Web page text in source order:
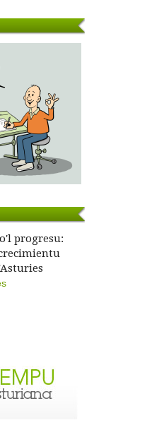
progresu: